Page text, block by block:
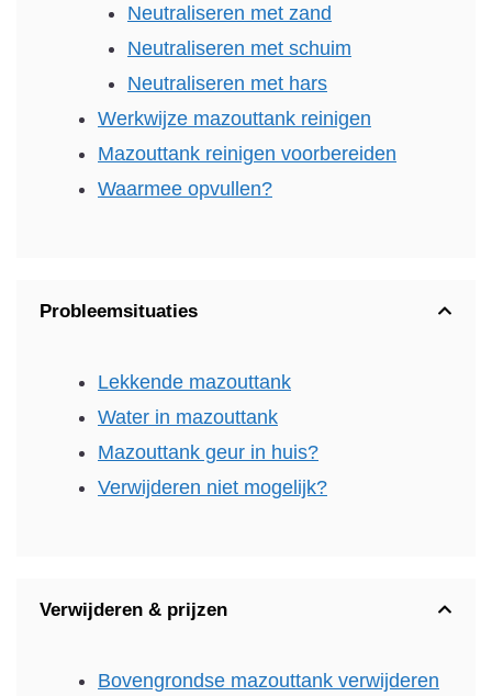
Neutraliseren met zand
Neutraliseren met schuim
Neutraliseren met hars
Werkwijze mazouttank reinigen
Mazouttank reinigen voorbereiden
Waarmee opvullen?
Probleemsituaties
Lekkende mazouttank
Water in mazouttank
Mazouttank geur in huis?
Verwijderen niet mogelijk?
Verwijderen & prijzen
Bovengrondse mazouttank verwijderen